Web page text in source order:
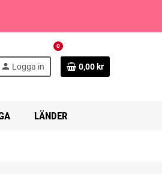
person Logga in
0
0,00 kr
LÄNDER